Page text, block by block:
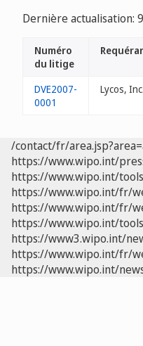
Dernière actualisation:
Numéro
du litige
DVE2007-
0001
Lycos, Inc.
/contact/fr/
https://www.wipo.int/
https://www.wipo.int/
https://www.wipo.int/fr/
https://www.wipo.int/fr/
https://www.wipo.int/
https://www3.wipo.int/
https://www.wipo.int/fr/
https://www.wipo.int/